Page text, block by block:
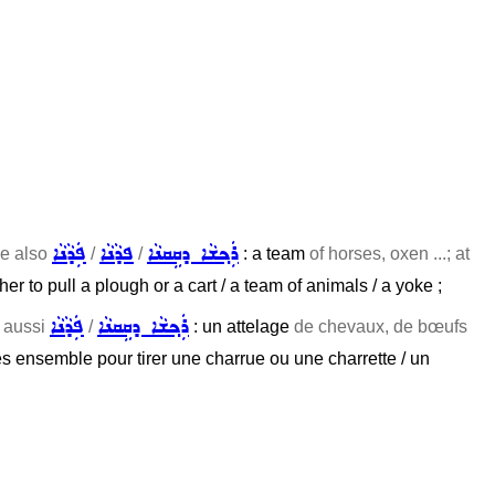
also ܦܲܕܵܢܵܐ /ܦܕܵܢܵܐ /ܪܲܟ݂ܫܵܐ ܕܩܹܩܢܵܐ : a team of horses, oxen ...; at
to pull a plough or a cart / a team of animals / a yoke ;
ܦܲܕܵܢܵܐ /ܪܲܟ݂ܫܵܐ ܕܩܹܩܢܵܐ : un attelage de chevaux, de bœufs
ensemble pour tirer une charrue ou une charrette / un